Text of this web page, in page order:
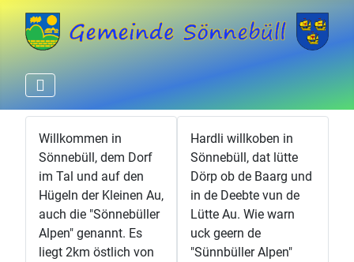
Willkommen in
Sönnebüll, dem Dorf
im Tal und auf den
Hügeln der Kleinen Au,
auch die "Sönnebüller
Alpen" genannt. Es
liegt 2km östlich von
Hardli willkoben in
Sönnebüll, dat lütte
Dörp ob de Baarg und
in de Deebte vun de
Lütte Au. Wie warn
uck geern de
"Sünnbüller Alpen"